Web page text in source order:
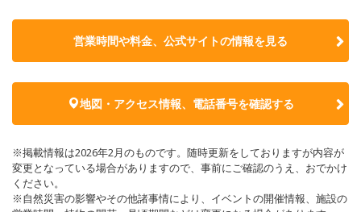
営業時間や料金、公式サイトの情報を見る
地図・アクセス情報、電話番号を確認する
※掲載情報は2026年2月のものです。随時更新をしておりますが内容が
変更となっている場合がありますので、事前にご確認のうえ、おでかけ
ください。
※自然災害の影響やその他諸事情により、イベントの開催情報、施設の